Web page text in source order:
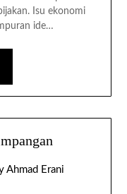
Isu ekonomi
ide…
Ahmad Erani